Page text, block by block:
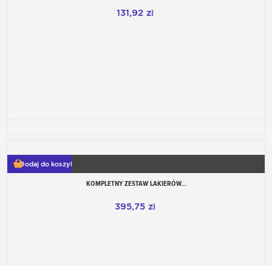
131,92 zł
Dodaj do koszyka
KOMPLETNY ZESTAW LAKIERÓW...
395,75 zł